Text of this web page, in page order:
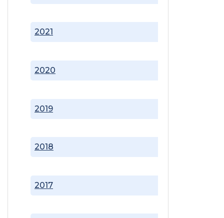
2017
2018
2019
2020
2021